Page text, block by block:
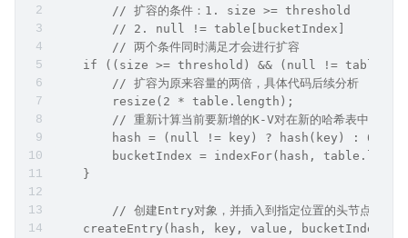
	// 扩容的条件：1. size >= threshold
	// 2. null != table[bucketIndex]
	// 两个条件同时满足才会进行扩容
if ((size >= threshold) && (null !=
    	// 扩容为原来容量的两倍，具体代码后续分析
        resize(2 * table.length);
// 重新计算当前要新增的K-V对在新的哈希表中的索引
        hash = (null != key) ? hash(key) : 0;
bucketIndex = indexFor(hash,
    }
	// 创建Entry对象，并插入到指定位置的头节点
    createEntry(hash, key, value, bucketIndex);